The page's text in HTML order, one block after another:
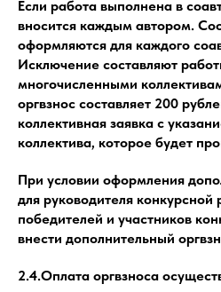
Если работа выполнена в
вносится каждым автором.
оформляются для каждого
Исключение составляют
многочисленными
оргвзнос составляет 200
коллективная заявка с
коллектива, которое будет
При условии оформления
для руководителя конкурсной
победителей и участников
внести дополнительный
2.4.Оплата оргвзноса